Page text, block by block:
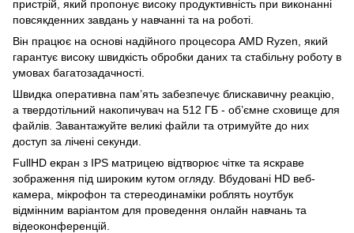
пристрій, який пропонує високу продуктивність при виконанні
повсякденних завдань у навчанні та на роботі.
Він працює на основі надійного процесора AMD Ryzen, який
гарантує високу швидкість обробки даних та стабільну роботу в
умовах багатозадачності.
Швидка оперативна пам’ять забезпечує блискавичну реакцію,
а твердотільний накопичувач на 512 ГБ - об’ємне сховище для
файлів. Завантажуйте великі файли та отримуйте до них
доступ за лічені секунди.
FullHD екран з IPS матрицею відтворює чітке та яскраве
зображення під широким кутом огляду. Вбудовані HD веб-
камера, мікрофон та стереодинаміки роблять ноутбук
відмінним варіантом для проведення онлайн навчань та
відеоконференцій.